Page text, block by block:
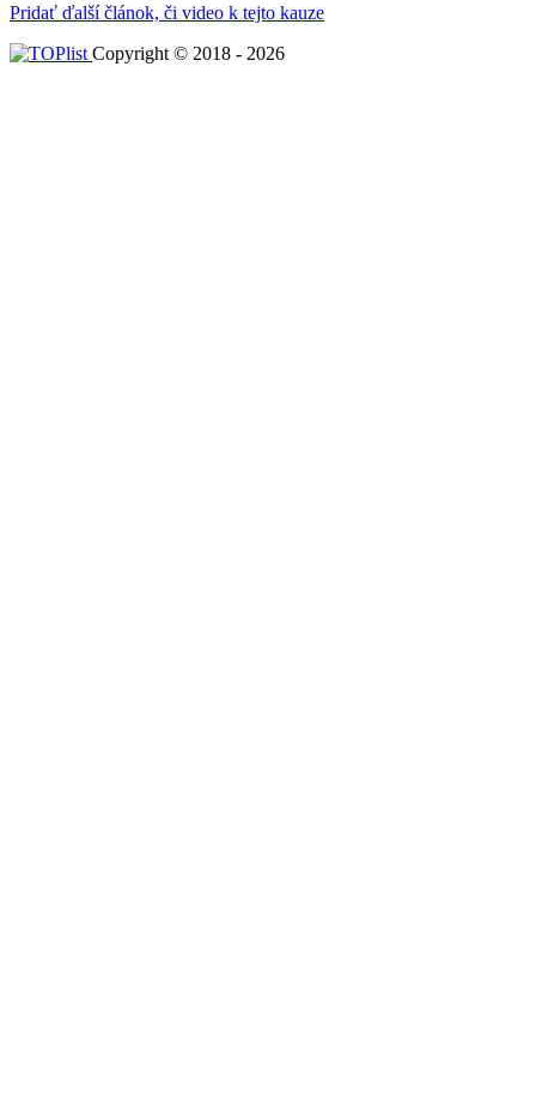
Pridať ďalší článok, či video k tejto kauze
Copyright © 2018 - 2026